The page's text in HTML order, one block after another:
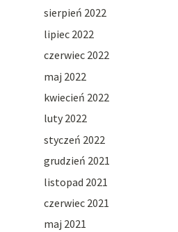
sierpień 2022
lipiec 2022
czerwiec 2022
maj 2022
kwiecień 2022
luty 2022
styczeń 2022
grudzień 2021
listopad 2021
czerwiec 2021
maj 2021